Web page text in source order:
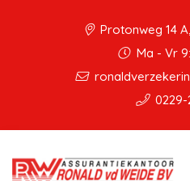
Protonweg 14
Ma - Vr
0229-